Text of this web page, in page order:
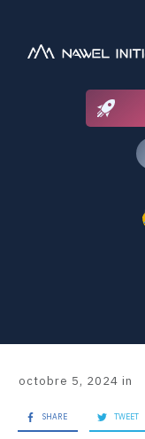
octobre 5, 2024 in
SHARE TWEET